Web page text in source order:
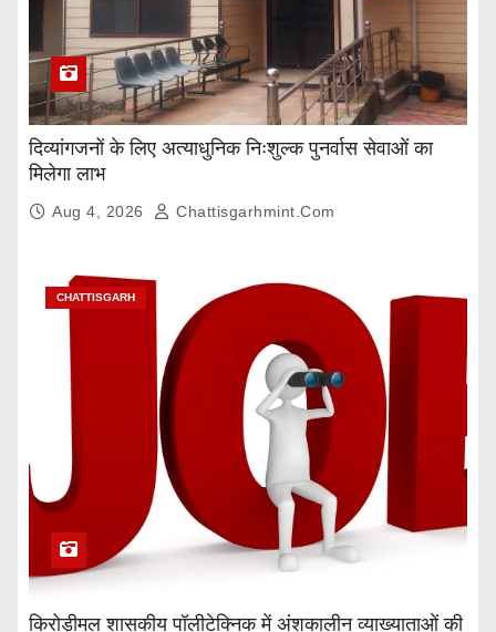
दिव्यांगजनों के लिए अत्याधुनिक निःशुल्क पुनर्वास सेवाओं का
मिलेगा लाभ
Aug 4, 2026 Chattisgarhmint.com
CHATTISGARH
किरोड़ीमल शासकीय पॉलीटेक्निक में अंशकालीन व्याख्याताओं की